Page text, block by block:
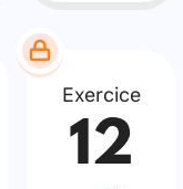
Exercice
12